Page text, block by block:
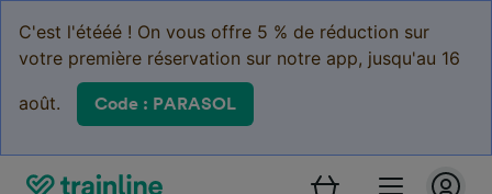
C'est l'étééé ! On vous offre 5 % de réduction sur
votre première réservation sur notre app, jusqu'au 16
août. Code : PARASOL